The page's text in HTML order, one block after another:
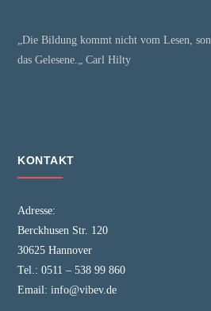
„Die Bildung kommt nicht vom Lesen,
das Gelesene.„ Carl Hilty
KONTAKT
Adresse:
Berckhusen Str. 120
30625 Hannover
Tel.: 0511 – 538 99 860
Email: info@vibev.de